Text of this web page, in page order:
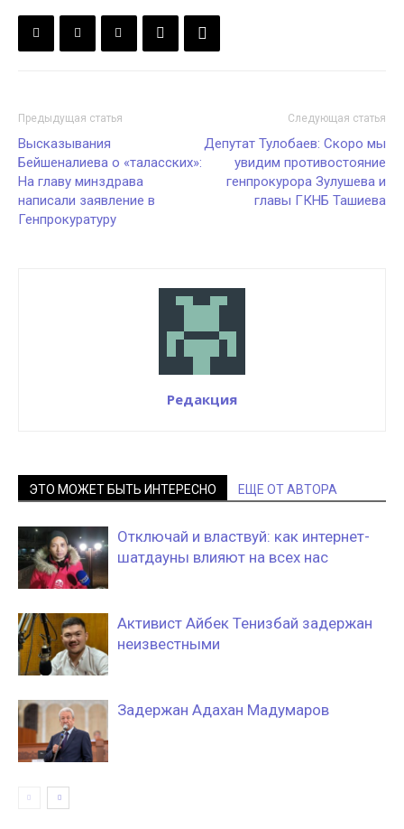
Предыдущая статья
Высказывания
Бейшеналиева о «таласских»:
На главу минздрава
написали заявление в
Генпрокуратуру
Следующая статья
Депутат Тулобаев: Скоро мы
увидим противостояние
генпрокурора Зулушева и
главы ГКНБ Ташиева
Редакция
ЭТО МОЖЕТ БЫТЬ ИНТЕРЕСНО ЕЩЕ ОТ АВТОРА
Отключай и властвуй: как интернет-
шатдауны влияют на всех нас
Активист Айбек Тенизбай задержан
неизвестными
Задержан Адахан Мадумаров